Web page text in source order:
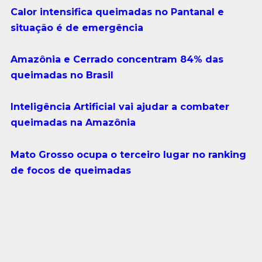
Calor intensifica queimadas no Pantanal e
situação é de emergência
Amazônia e Cerrado concentram 84% das
queimadas no Brasil
Inteligência Artificial vai ajudar a combater
queimadas na Amazônia
Mato Grosso ocupa o terceiro lugar no ranking
de focos de queimadas